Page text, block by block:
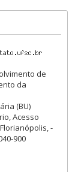
de
da
(BU)
Acesso
-
900